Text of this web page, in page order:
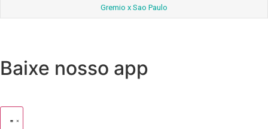
Gremio x Sao Paulo
Baixe nosso app